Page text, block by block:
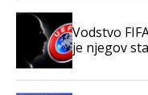
Vodstvo
je njegov